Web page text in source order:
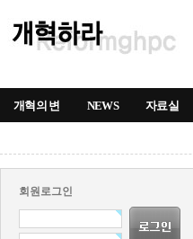
개혁의 변 NEWS 자료실
회원로그인